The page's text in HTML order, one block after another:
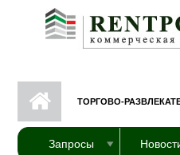
Перейти к основному содержанию
ТОРГОВО-
Запросы